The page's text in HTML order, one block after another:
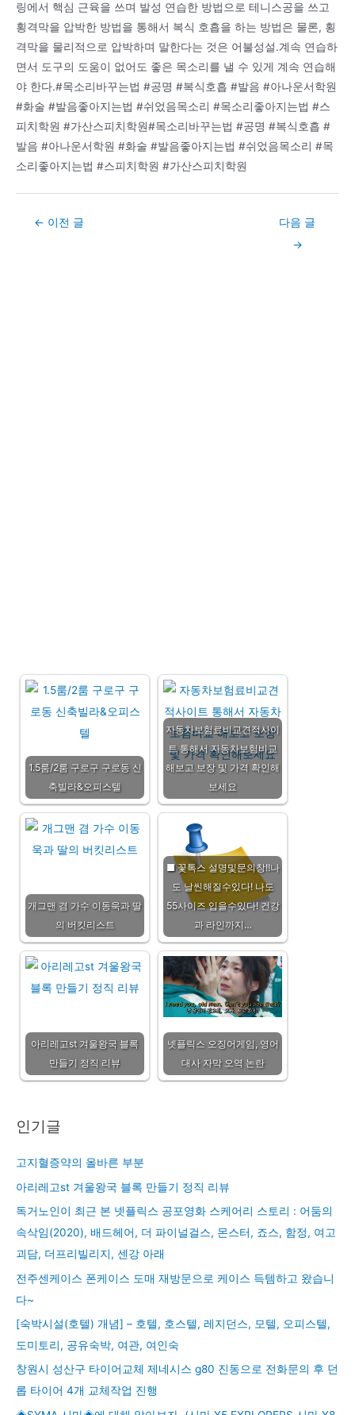
링에서 핵심 근육을 쓰며 발성 연습한 방법으로 테니스공을 쓰고
횡격막을 압박한 방법을 통해서 복식 호흡을 하는 방법은 물론, 횡
격막을 물리적으로 압박하며 말한다는 것은 어불성설.계속 연습하
면서 도구의 도움이 없어도 좋은 목소리를 낼 수 있게 계속 연습해
야 한다.#목소리바꾸는법 #공명 #복식호흡 #발음 #아나운서학원
#화술 #발음좋아지는법 #쉬었음목소리 #목소리좋아지는법 #스
피치학원 #가산스피치학원#목소리바꾸는법 #공명 #복식호흡 #
발음 #아나운서학원 #화술 #발음좋아지는법 #쉬었음목소리 #목
소리좋아지는법 #스피치학원 #가산스피치학원
Post← 이전 글
다음 글
→
1.5룸/2룸 구로구 구로동 신
축빌라&오피스텔
자동차보험료비교견적사이
트 통해서 자동차보험비교
해보고 보장 및 가격 확인해
보세요
개그맨 겸 가수 이동욱과 딸
의 버킷리스트
■ 꽃톡스 설명및문의창!!나
도 날씬해질수있다! 나도
55사이즈 입을수있다! 건강
과 라인까지…
아리레고st 겨울왕국 블록
만들기 정직 리뷰
넷플릭스 오징어게임, 영어
대사 자막 오역 논란
인기글
고지혈증약의 올바른 부분
아리레고st 겨울왕국 블록 만들기 정직 리뷰
독거노인이 최근 본 넷플릭스 공포영화 스케어리 스토리 : 어둠의
속삭임(2020), 배드헤어, 더 파이널걸스, 몬스터, 죠스, 함정, 여고
괴담, 더프리빌리지, 센강 아래
전주센케이스 폰케이스 도매 재방문으로 케이스 득템하고 왔습니
다~
[숙박시설(호텔) 개념] – 호텔, 호스텔, 레지던스, 모텔, 오피스텔,
도미토리, 공유숙박, 여관, 여인숙
창원시 성산구 타이어교체 제네시스 g80 진동으로 전화문의 후 던
롭 타이어 4개 교체작업 진행